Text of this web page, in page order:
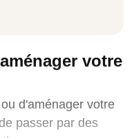
et 1500€ par m².
de bains
votre
d'aménager votre
passer par des